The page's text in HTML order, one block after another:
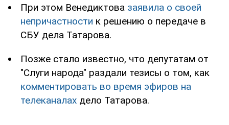
При этом Венедиктова заявила о своей
непричастности к решению о передаче в
СБУ дела Татарова.
Позже стало известно, что депутатам от
"Слуги народа" раздали тезисы о том, как
комментировать во время эфиров на
телеканалах дело Татарова.